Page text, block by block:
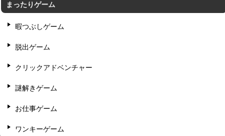
まったりゲーム
暇つぶしゲーム
脱出ゲーム
クリックアドベンチャー
謎解きゲーム
お仕事ゲーム
ワンキーゲーム